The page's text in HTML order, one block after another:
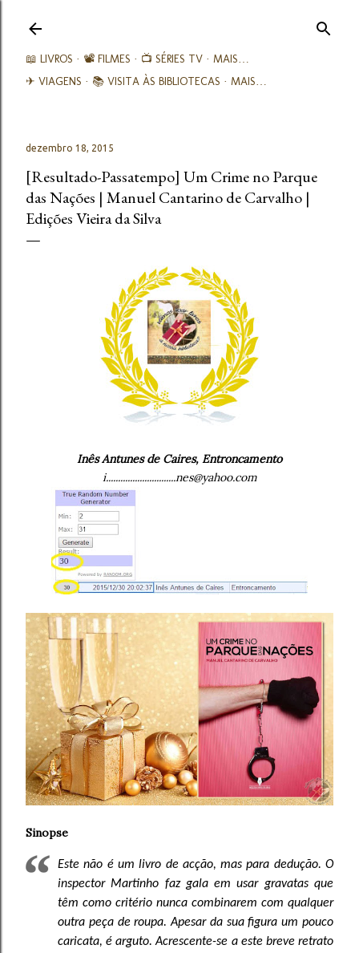
📖 LIVROS 📽️ FILMES 📺 SÉRIES TV
MAIS…
✈ VIAGENS
📚︎ VISITA ÀS BIBLIOTECAS MAIS…
dezembro 18, 2015
[Resultado-Passatempo] Um Crime no Parque
das Nações | Manuel Cantarino de Carvalho |
Edições Vieira da Silva
Inês Antunes de Caires, Entroncamento
i.............................nes@yahoo.com
Sinopse
Este não é um livro de acção, mas para dedução. O
inspector Martinho faz gala em usar gravatas que
têm como critério nunca combinarem com qualquer
outra peça de roupa. Apesar da sua figura um pouco
caricata, é arguto. Acrescente-se a este breve retrato